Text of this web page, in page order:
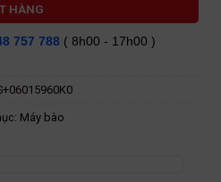
HÀNG
757 788 ( 8h00 - 17h00 )
Máy bào